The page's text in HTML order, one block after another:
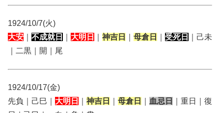
1924/10/7(火)
大安
不成就日 大明日 神吉日 母倉日 受死日
｜己未
｜二黒｜開｜尾
1924/10/17(金)
先負｜己巳｜ 大明日 神吉日 母倉日 血忌日
｜重日｜復